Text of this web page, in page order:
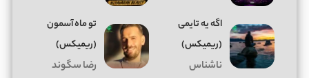
اگه یه تایمی
(ریمیکس)
ناشناس
تو ماه آسمون
(ریمیکس)
رضا سگوند